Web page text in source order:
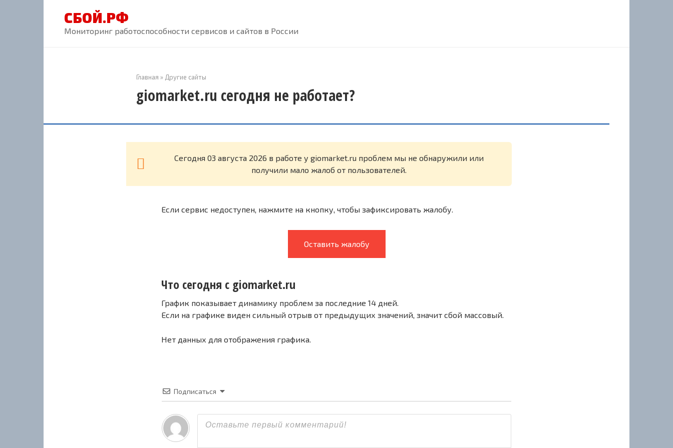
СБОЙ.РФ
Мониторинг работоспособности сервисов и сайтов в России
Главная » Другие сайты
giomarket.ru сегодня не работает?
Cегодня 03 августа 2026 в работе у giomarket.ru проблем мы не обнаружили или
получили мало жалоб от пользователей.
Если сервис недоступен, нажмите на кнопку, чтобы зафиксировать жалобу.
Оставить жалобу
Что сегодня с giomarket.ru
График показывает динамику проблем за последние 14 дней.
Если на графике виден сильный отрыв от предыдущих значений, значит сбой массовый.
Нет данных для отображения графика.
Подписаться